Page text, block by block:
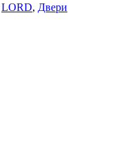
LORD, Двери